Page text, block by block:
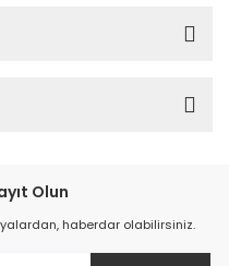
Olun
haberdar olabilirsiniz.